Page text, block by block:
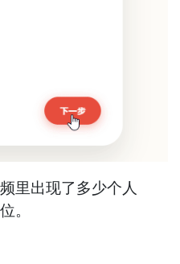
里出现了多少个人
。